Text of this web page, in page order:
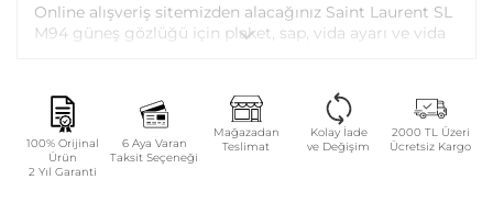
100% Orijinal
Ürün
2 Yıl Garanti
6 Aya Varan
Taksit Seçeneği
Mağazadan
Teslimat
Kolay İade
ve Değişim
2000 TL Üzeri
Ücretsiz Kargo
Online alışveriş sitemizden alacağınız Saint Laurent SL
M94 güneş gözlüğü için plaket, sap, vida ayarı ve vida
Garanti kapsamı dışındaki parça değişim ve bakım
işlemleriniz ise parça ücreti karşılığında yapılmaktadır.